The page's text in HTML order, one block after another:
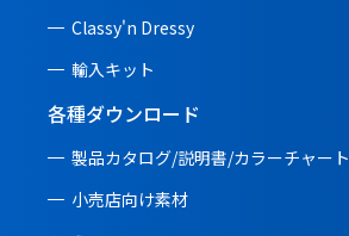
Classy'n Dressy
輸入キット
各種ダウンロード
製品カタログ/説明書/カラーチャート
小売店向け素材